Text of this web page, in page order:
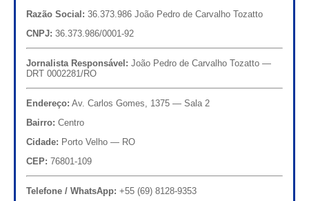
Razão Social: 36.373.986 João Pedro de Carvalho Tozatto
CNPJ: 36.373.986/0001-92
Jornalista Responsável: João Pedro de Carvalho Tozatto —
DRT 0002281/RO
Endereço: Av. Carlos Gomes, 1375 — Sala 2
Bairro: Centro
Cidade: Porto Velho — RO
CEP: 76801-109
Telefone / WhatsApp: +55 (69) 8128-9353